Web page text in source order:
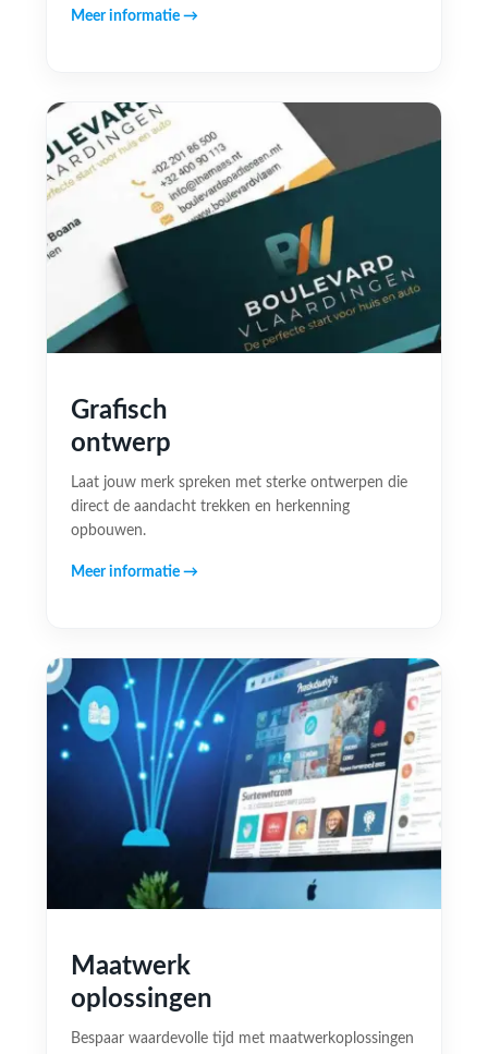
Meer informatie →
Grafisch
ontwerp
Laat jouw merk spreken met sterke ontwerpen die
direct de aandacht trekken en herkenning
opbouwen.
Meer informatie →
Maatwerk
oplossingen
Bespaar waardevolle tijd met maatwerkoplossingen